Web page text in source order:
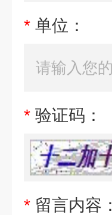
* 单位：
* 验证码：
* 留言内容：